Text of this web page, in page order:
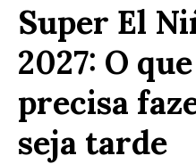
Super El
2027: O
precisa
seja tarde